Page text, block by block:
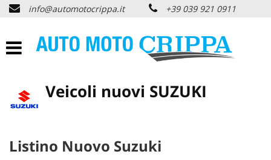
HOME
CHI SIAMO
LISTA VEICOLI
info@automotocrippa.it +39 039 921 0911
Veicoli nuovi SUZUKI
Listino Nuovo Suzuki